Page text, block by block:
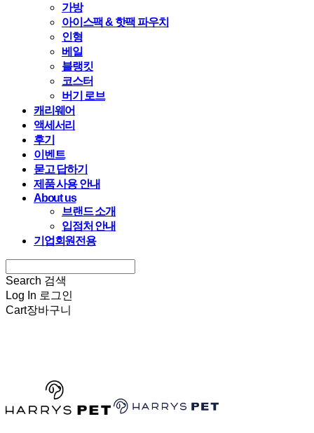
가방
아이스팩 & 핫팩 파우치
인형
베일
블랭킷
코스터
버기 로브
캐리웨어
액세서리
후기
이벤트
묻고 답하기
제품 사용 안내
About us
브랜드 소개
입점처 안내
기업회원전용
Search 검색
Log In 로그인
Cart장바구니